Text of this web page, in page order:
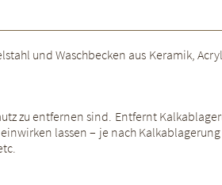
und Waschbecken aus Keramik,
zu entfernen sind. Entfernt
lassen – je nach